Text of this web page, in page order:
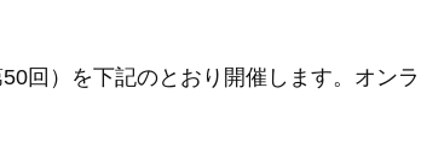
回）を下記のとおり開催します。オン